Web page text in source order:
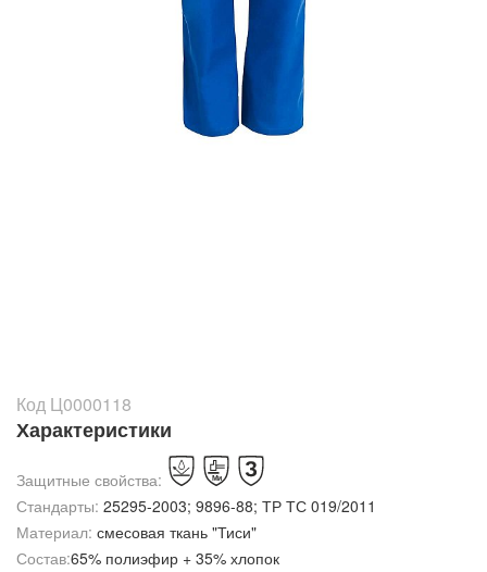
Код Ц0000118
Характеристики
Защитные свойства:
Стандарты: 25295-2003; 9896-88; ТР ТС 019/2011
Материал: смесовая ткань "Тиси"
Состав:65% полиэфир + 35% хлопок